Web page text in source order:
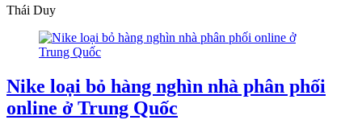
Thái Duy
Nike loại bỏ hàng nghìn nhà phân phối
online ở Trung Quốc